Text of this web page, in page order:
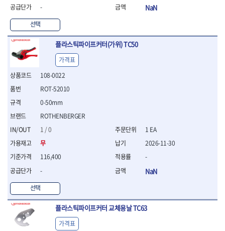
- 절연토크렌치
- 절연링렌치
- 절연플라이어
- 절연전공칼
- 절연안전모
- 절연매트
- 방폭소켓
- 방폭라쳇핸들
- 방폭콤비네이션렌치
- 절연일자드라이버
- 절연별드라이버
- 절연드라이버세트
- 스트리퍼
- 자동스트리퍼
- 케이블스트리퍼
- 압착기
- 절연공구세트
- 절연비트홀다
-
선택
NaN
플라스틱파이프커터(가위) TC50
108-0022
ROTHENBERGER
1 / 0
무
116,400
-
선택
ROT-52010
0-50mm
가격표
1 EA
2026-11-30
-
NaN
플라스틱파이프커터 교체용날 TC63
가격표